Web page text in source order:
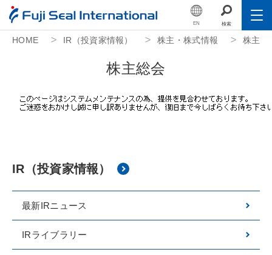
EN 検索
HOME IR（投資家情報） 株主・株式情報 株主総
株主総会
IR（投資家情報）
最新IRニュース
IRライブラリー
経営理念・ビジョン
経営計画
会社概要
グローバル展開